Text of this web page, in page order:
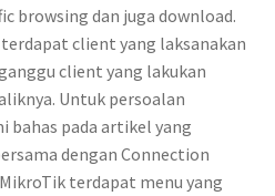
browsing dan juga download.
client yang laksanakan
client yang lakukan
Untuk persoalan
bahas pada artikel yang
dengan Connection
terdapat menu yang